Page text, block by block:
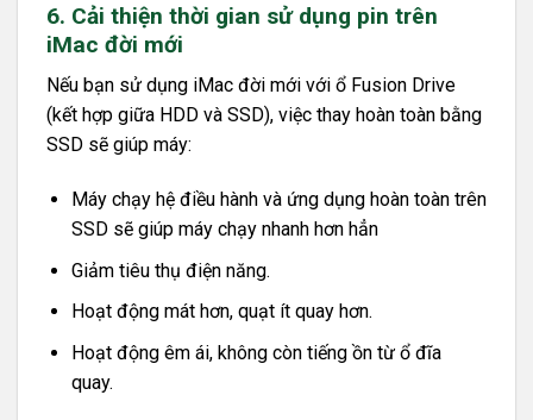
6. Cải thiện thời gian sử dụng pin trên
iMac đời mới
Nếu bạn sử dụng iMac đời mới với ổ Fusion Drive
(kết hợp giữa HDD và SSD), việc thay hoàn toàn bằng
SSD sẽ giúp máy:
Máy chạy hệ điều hành và ứng dụng hoàn toàn trên
SSD sẽ giúp máy chạy nhanh hơn hẳn
Giảm tiêu thụ điện năng.
Hoạt động mát hơn, quạt ít quay hơn.
Hoạt động êm ái, không còn tiếng ồn từ ổ đĩa
quay.